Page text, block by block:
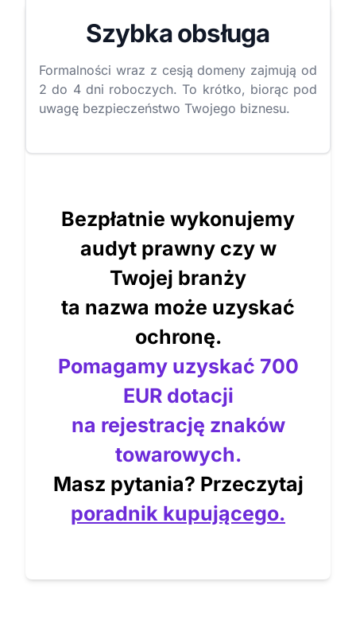
Szybka obsługa
Formalności wraz z cesją domeny zajmują od
2 do 4 dni roboczych. To krótko, biorąc pod
uwagę bezpieczeństwo Twojego biznesu.
Bezpłatnie wykonujemy
audyt prawny czy w
Twojej branży
ta nazwa może uzyskać
ochronę.
Pomagamy uzyskać 700
EUR dotacji
na rejestrację znaków
towarowych.
Masz pytania? Przeczytaj
poradnik kupującego.